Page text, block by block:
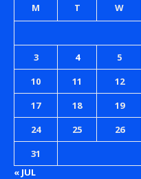
M T W
3
4 5
10
11 12
17
18 19
24
25 26
31
« JUL